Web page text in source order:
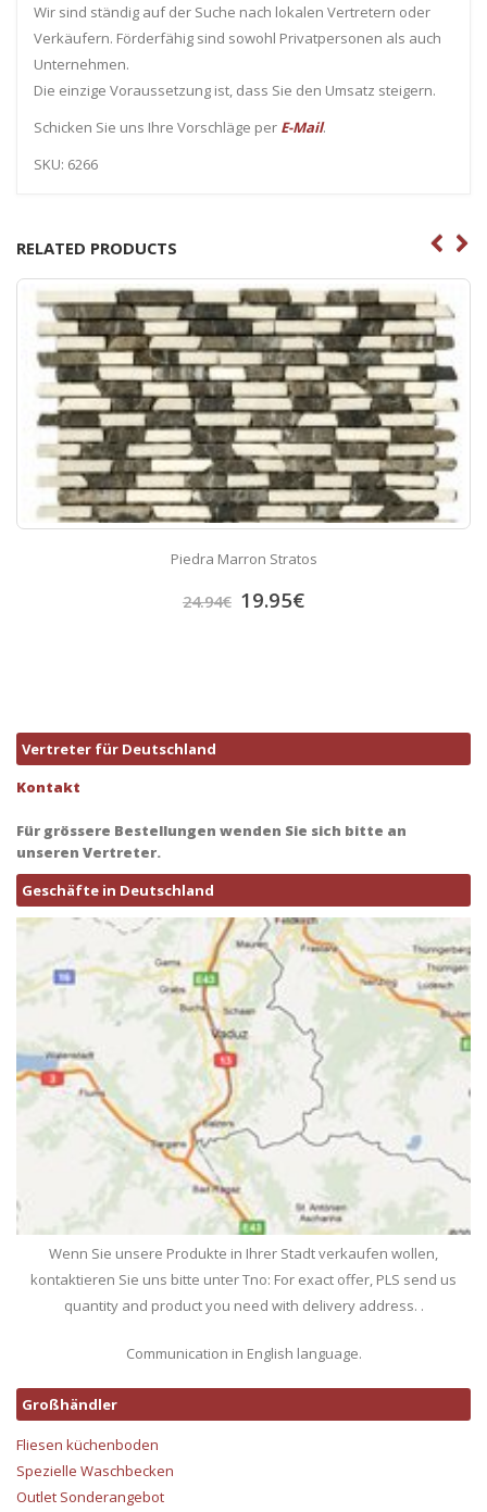
Wir sind ständig auf der Suche nach lokalen Vertretern oder
Verkäufern. Förderfähig sind sowohl Privatpersonen als auch
Unternehmen.
Die einzige Voraussetzung ist, dass Sie den Umsatz steigern.
Schicken Sie uns Ihre Vorschläge per E-Mail.
SKU: 6266
RELATED PRODUCTS
Piedra Marron Stratos
24.94€ 19.95€
Vertreter für Deutschland
Kontakt
Für grössere Bestellungen wenden Sie sich bitte an
unseren Vertreter.
Geschäfte in Deutschland
Wenn Sie unsere Produkte in Ihrer Stadt verkaufen wollen,
kontaktieren Sie uns bitte unter Tno: For exact offer, PLS send us
quantity and product you need with delivery address. .
Communication in English language.
Großhändler
Fliesen küchenboden
Spezielle Waschbecken
Outlet Sonderangebot